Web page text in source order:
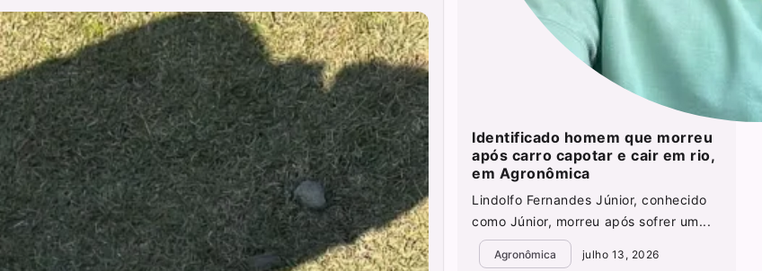
Identificado homem que morreu
após carro capotar e cair em rio,
em Agronômica
Lindolfo Fernandes Júnior, conhecido
como Júnior, morreu após sofrer um...
Agronômica julho 13, 2026